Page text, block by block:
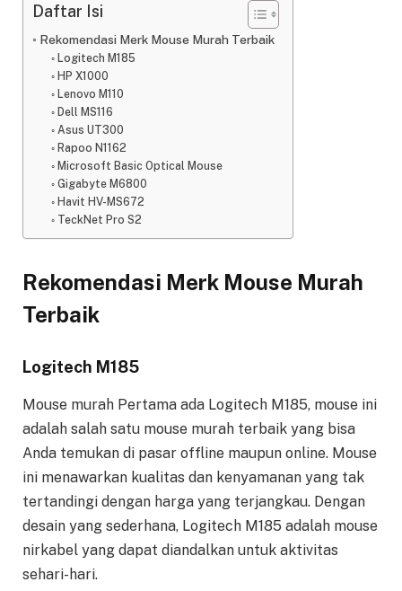
Daftar Isi
Rekomendasi Merk Mouse Murah Terbaik
Logitech M185
HP X1000
Lenovo M110
Dell MS116
Asus UT300
Rapoo N1162
Microsoft Basic Optical Mouse
Gigabyte M6800
Havit HV-MS672
TeckNet Pro S2
Rekomendasi Merk Mouse Murah
Terbaik
Logitech M185
Mouse murah Pertama ada Logitech M185, mouse ini
adalah salah satu mouse murah terbaik yang bisa
Anda temukan di pasar offline maupun online. Mouse
ini menawarkan kualitas dan kenyamanan yang tak
tertandingi dengan harga yang terjangkau. Dengan
desain yang sederhana, Logitech M185 adalah mouse
nirkabel yang dapat diandalkan untuk aktivitas
sehari-hari.